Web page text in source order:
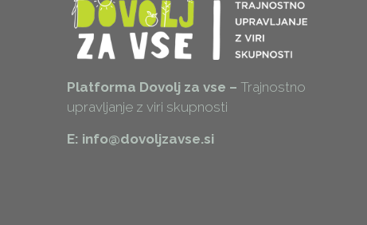
Platforma Dovolj za vse – Trajnostno
upravljanje z viri skupnosti
E: info@dovoljzavse.si